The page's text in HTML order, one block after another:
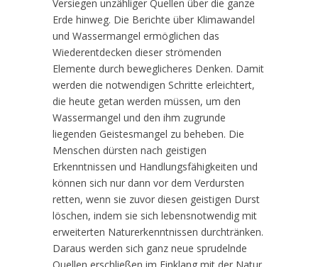
Versiegen unzähliger Quellen über die ganze
Erde hinweg. Die Berichte über Klimawandel
und Wassermangel ermöglichen das
Wiederentdecken dieser strömenden
Elemente durch beweglicheres Denken. Damit
werden die notwendigen Schritte erleichtert,
die heute getan werden müssen, um den
Wassermangel und den ihm zugrunde
liegenden Geistesmangel zu beheben. Die
Menschen dürsten nach geistigen
Erkenntnissen und Handlungsfähigkeiten und
können sich nur dann vor dem Verdursten
retten, wenn sie zuvor diesen geistigen Durst
löschen, indem sie sich lebensnotwendig mit
erweiterten Naturerkenntnissen durchtränken.
Daraus werden sich ganz neue sprudelnde